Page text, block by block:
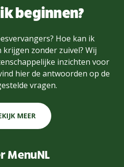
beginnen?
Hoe kan ik
zonder zuivel? Wij
inzichten voor
hier de antwoorden op de
vragen.
MEER
MenuNL